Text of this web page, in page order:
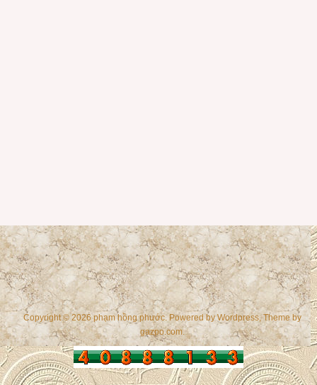
Copyright © 2026 phạm hồng phước. Powered byWordpress , Theme by
gazpo.com.